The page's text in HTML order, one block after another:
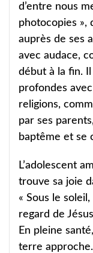
d’entre nous
photocopies »,
auprès de ses
avec audace,
début à la fin.
profondes
religions,
par ses
baptême et se
L’adolescent
trouve sa joie
« Sous le
regard de
En pleine
terre